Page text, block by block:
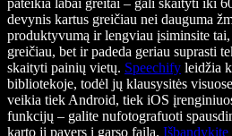
pateikia labai greitai – gali skaityti iki
devynis kartus greičiau nei dauguma
produktyvumą ir lengviau įsiminsite
greičiau, bet ir padeda geriau suprasti
skaityti painių vietų. Speechify leidžia
bibliotekoje, todėl jų klausysitės
veikia tiek Android, tiek iOS
funkcijų – galite nufotografuoti
karto jį pavers į garso failą. Išbandykite